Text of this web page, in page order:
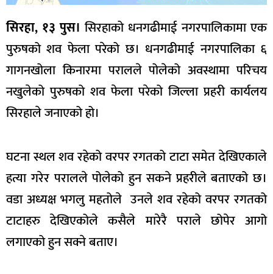
सिरहा, १३ पुस। सिरहाको धनगढीमाई नगरपालिकामा एक
पुरुषको शव फेला परेको छ। धनगढीमाई नगरपालिका ६
गागनखोला किनारमा परालले पोलेको अवस्थामा परिचय
नखुलेको पुरुषको शव फेला परेको जिल्ला प्रहरी कार्यलय
सिरहाले जनाएको हो।
घटना स्थल शव रहेको वरपर रगतको टाटा समेत देखिएकाले
हत्या गरेर परालले पोलेको हुन सकने प्रहरीले बताएको छ।
वडा अध्यक्ष भगलु महतोले उनले शव रहेको वरपर रगतको
टाटाहरु देखिएकोले कसैले मारेरै पराले छोपेर आगो
लगाएको हुन सक्ने बताए।